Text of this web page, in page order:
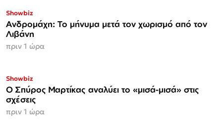
Showbiz
Ανδρομάχη: Το μήνυμα μετά τον χωρισμό από τον
Λιβάνη
πριν 1 ώρα
Showbiz
Ο Σπύρος Μαρτίκας αναλύει το «μισά-μισά» στις
σχέσεις
πριν 1 ώρα